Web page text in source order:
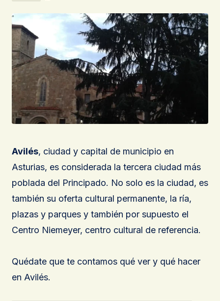
Avilés, ciudad y capital de municipio en
Asturias, es considerada la tercera ciudad más
poblada del Principado. No solo es la ciudad, es
también su oferta cultural permanente, la ría,
plazas y parques y también por supuesto el
Centro Niemeyer, centro cultural de referencia.
Quédate que te contamos qué ver y qué hacer
en Avilés.